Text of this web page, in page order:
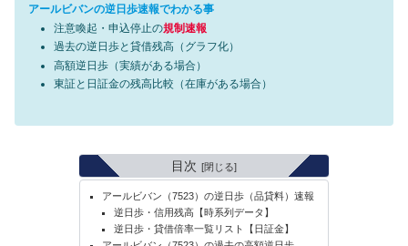
アールビバンの逆日歩速報でわかる事
注意喚起・申込停止の規制速報
過去の逆日歩と貸借残高（グラフ化）
高額逆日歩（実績がある場合）
東証と日証金の残高比較（在庫がある場合）
目次
アールビバン（7523）の逆日歩（品貸料）速報
逆日歩・信用残高【時系列データ】
逆日歩・貸借倍率一覧リスト【日証金】